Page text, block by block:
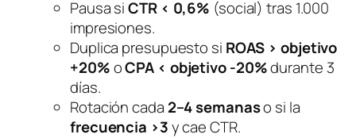
Pausa siCTR < 0,6% (social) tras 1.000
impresiones.
Duplica presupuesto si ROAS > objetivo
+20%oCPA < objetivo -20%durante 3
días.
Rotación cada 2–4 semanaso si la
frecuencia >3y cae CTR.